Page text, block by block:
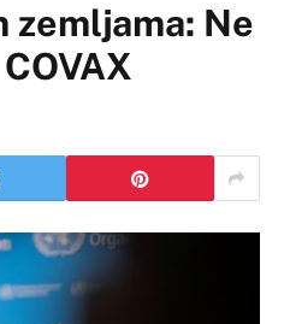
zemljama: Ne